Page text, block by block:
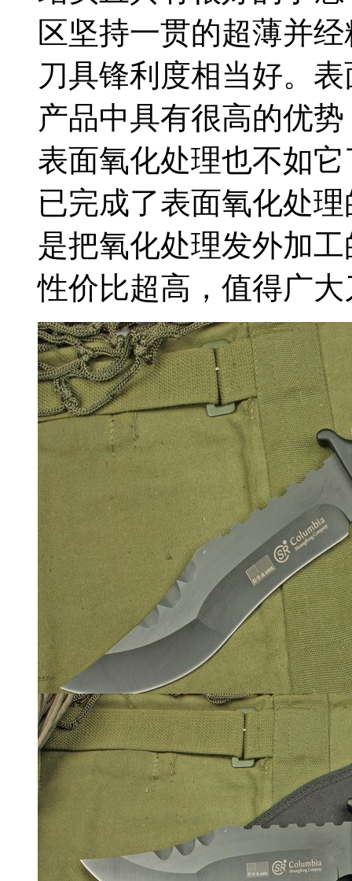
区坚持一贯的超薄并
刀具锋利度相当好。
产品中具有很高的优
表面氧化处理也不如
已完成了表面氧化处
是把氧化处理发外加
性价比超高，值得广